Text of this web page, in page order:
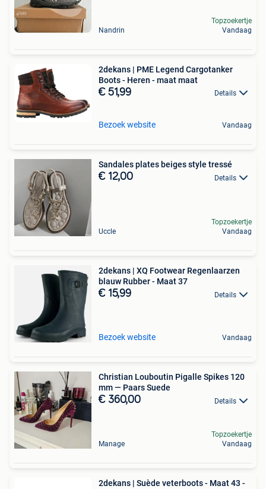
Nandrin
Topzoekertje
Vandaag
2dekans | PME Legend Cargotanker
Boots - Heren - maat maat
€ 51,99 Details
Bezoek website Vandaag
Sandales plates beiges style tressé
€ 12,00 Details
Uccle
Topzoekertje
Vandaag
2dekans | XQ Footwear Regenlaarzen
blauw Rubber - Maat 37
€ 15,99 Details
Bezoek website Vandaag
Christian Louboutin Pigalle Spikes 120
mm — Paars Suede
€ 360,00 Details
Manage
Topzoekertje
Vandaag
2dekans | Suède veterboots - Maat 43 -